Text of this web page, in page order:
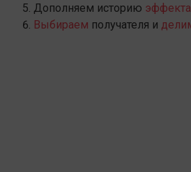
Дополняем историю
Выбираем получателя и